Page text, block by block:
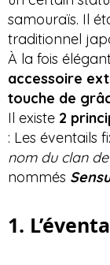
samouraïs. Il
traditionnel
À la fois
accessoire
touche de
Il existe 2
: Les éventails
nom du clan
nommés
1.